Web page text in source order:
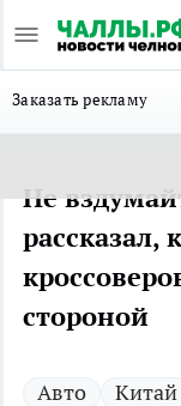
Заказать рекламу
Не
рассказал,
стороной
Авто Китай